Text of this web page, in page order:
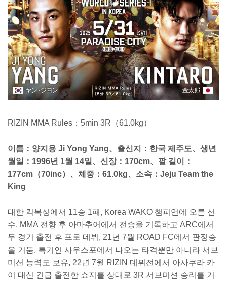
RIZIN MMA Rules：5min 3R（61.0kg）
이름：양지용 Ji Yong Yang、출신지：한국 제주도、생년
월일：1996년 1월 14일、신장：170cm、팔 길이：
177cm（70inc）、체중：61.0kg、소속：Jeju Team the
King
대한 킥복싱에서 11승 1패, Korea WAKO 챔피언에 오른 선
수. MMA 전향 후 아마추어에서 전승을 기록하고 ARC에서
두 경기 출전 후 프로 데뷔, 21년 7월 ROAD FC에서 판정승
을 거둠. 특기인 사우스포에서 나오는 타격뿐만 아니라 서브
미션 능력도 보유, 22년 7월 RIZIN 데뷔전에서 아사쿠라 카
이 대신 긴급 출전한 쇼지를 상대로 3R 서브미션 승리를 거